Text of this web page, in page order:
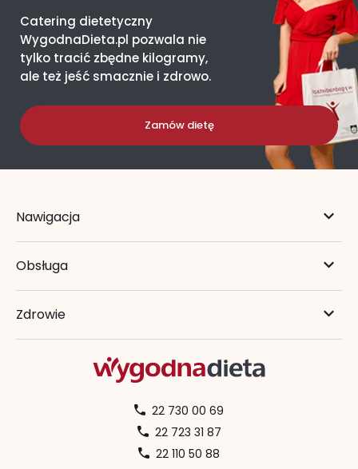
Catering dietetyczny
WygodnaDieta.pl pozwala nie
tylko tracić zbędne kilogramy,
ale też jeść smacznie i zdrowo.
Zamów dietę
Nawigacja
Obsługa
Zdrowie
22 730 00 69
22 723 31 87
22 110 50 88